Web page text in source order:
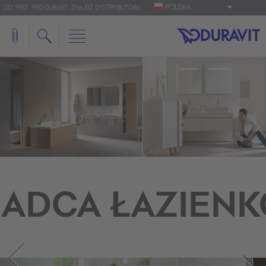
DO 'PRO': PRO.DURAVIT ZNAJDŹ DYSTRYBUTORA POLSKA